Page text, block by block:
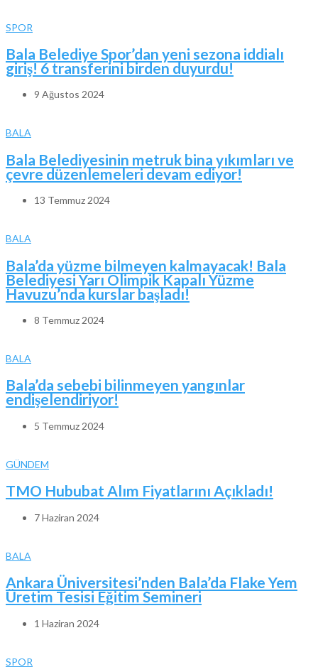
SPOR
Bala Belediye Spor’dan yeni sezona iddialı
giriş! 6 transferini birden duyurdu!
9 Ağustos 2024
BALA
Bala Belediyesinin metruk bina yıkımları ve
çevre düzenlemeleri devam ediyor!
13 Temmuz 2024
BALA
Bala’da yüzme bilmeyen kalmayacak! Bala
Belediyesi Yarı Olimpik Kapalı Yüzme
Havuzu’nda kurslar başladı!
8 Temmuz 2024
BALA
Bala’da sebebi bilinmeyen yangınlar
endişelendiriyor!
5 Temmuz 2024
GÜNDEM
TMO Hububat Alım Fiyatlarını Açıkladı!
7 Haziran 2024
BALA
Ankara Üniversitesi’nden Bala’da Flake Yem
Üretim Tesisi Eğitim Semineri
1 Haziran 2024
SPOR